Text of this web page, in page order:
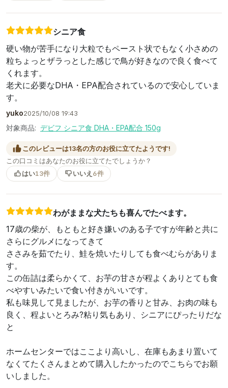
シニア食
硬い物が苦手になり大粒でもペースト状でもなく小さめの
粒ちょっとザラっとした感じで鳥が好きなので良く食べて
くれます。
老犬に必要なDHA・EPA配合されているので安心していま
す。
yuko2025/10/08 19:43
対象商品: デビフ シニア食 DHA・EPA配合 150g
このレビューは13名の方のお役に立てたようです!
この口コミはあなたのお役に立てたでしょうか？
はい13件 いいえ 6件
わがままな犬たちも喜んでたべます。
17歳の柴が、もともと好き嫌いのある子ですが年齢と共に
さらにグルメになってきて
ささみを茹でたり、鮭を焼いたりしても食べむらがありま
す。
この缶詰は柔らかくて、お芋の甘さが程よくありとても食
べやすいみたいで食い付きがいいです。
私も味見して見ましたが、お芋の香りと甘み、お肉の味も
良く、程よいとろみ?粘り気もあり、シニアにぴったりだな
と
ホームセンターではここより高いし、在庫もあまり置いて
なくてたくさんまとめて購入したかったのでこちらでお願
いしました。